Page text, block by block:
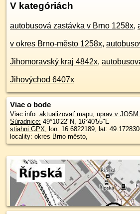
V kategóriách
autobusová zastávka v Brno 1258x,
v okres Brno-město 1258x,
Jihomoravský kraj 4842x,
Jihovýchod 6407x
Viac o bode
Viac info: aktualizovať mapu, uprav v JOSM
Súradnice: 49°10'22"N, 16°40'55"E
stiahni GPX, lon: 16.6822189, lat:
locality: okres Brno město,